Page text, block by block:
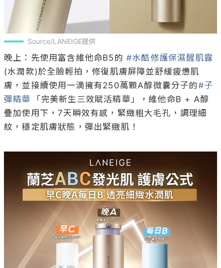
膚，並接續使用一滴擁有250萬顆A醇微囊分子的
彈精華
「完美新生三效賦活精華」，維他命B + A醇
疊加使用下，7天瞬效有感，緊緻粗大毛孔，調理細
紋，穩定肌膚狀態，彈出緊緻肌！